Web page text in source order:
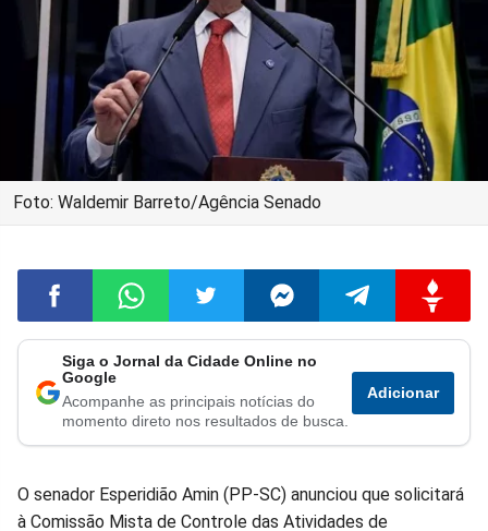
Foto: Waldemir Barreto/Agência Senado
Compartilhar
no
Compartilhar
no
Compartilhar
no
Compartilhar
no
Compartilhar
no
no
Siga o Jornal da Cidade Online no
Google
Acompanhe as principais notícias do
momento direto nos resultados de busca.
Adicionar
O senador Esperidião Amin (PP-SC) anunciou que solicitará
à Comissão Mista de Controle das Atividades de